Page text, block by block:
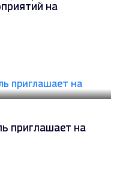
на
приглашает на